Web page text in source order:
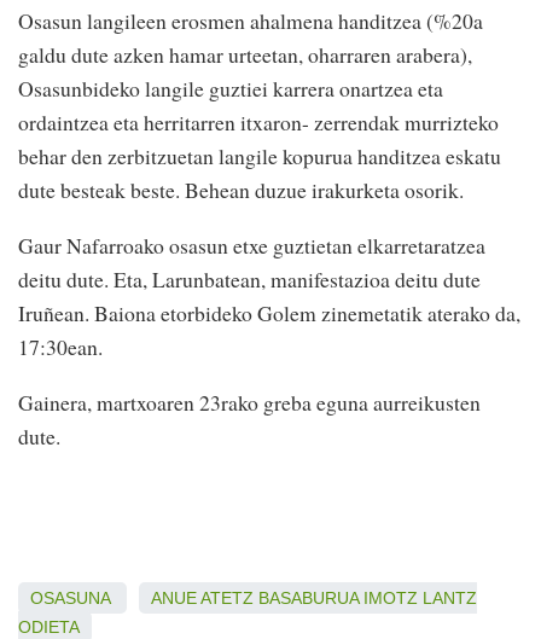
Osasun langileen erosmen ahalmena handitzea (%20a
galdu dute azken hamar urteetan, oharraren arabera),
Osasunbideko langile guztiei karrera onartzea eta
ordaintzea eta herritarren itxaron- zerrendak murrizteko
behar den zerbitzuetan langile kopurua handitzea eskatu
dute besteak beste. Behean duzue irakurketa osorik.
Gaur Nafarroako osasun etxe guztietan elkarretaratzea
deitu dute. Eta, Larunbatean, manifestazioa deitu dute
Iruñean. Baiona etorbideko Golem zinemetatik aterako da,
17:30ean.
Gainera, martxoaren 23rako greba eguna aurreikusten
dute.
OSASUNA ANUEATETZ BASABURUA IMOTZ LANTZ
ODIETA